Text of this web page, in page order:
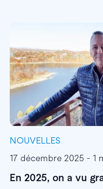
NOUVELLES
17 décembre 2025 - 1
En 2025, on a vu